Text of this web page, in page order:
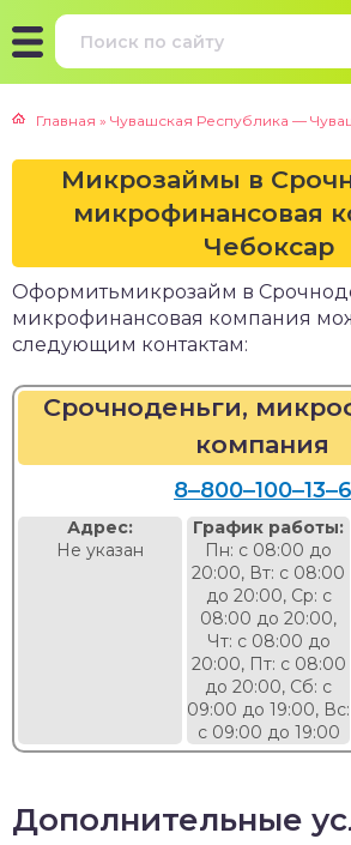
Главная » Чувашская Республика —
Микрозаймы в
микрофинансовая
Чебоксар
Оформитьмикрозайм в
микрофинансовая компания
следующим контактам:
Срочноденьги,
компания
Адрес:
Не указан
График работы:
Пн: с 08:00 до
20:00, Вт: с 08:00
до 20:00, Ср: с
08:00 до 20:00,
Чт: с 08:00 до
20:00, Пт: с 08:00
до 20:00, Сб: с
09:00 до 19:00, Вс:
с 09:00 до 19:00
Дополнительные